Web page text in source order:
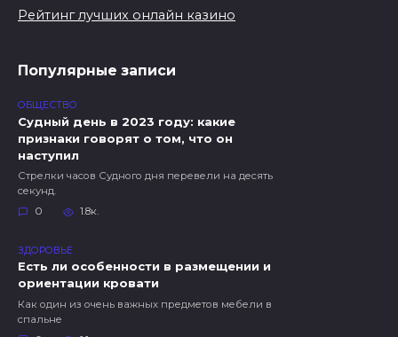
Рейтинг лучших онлайн казино
Популярные записи
ОБЩЕСТВО
Судный день в 2023 году: какие
признаки говорят о том, что он
наступил
Стрелки часов Судного дня перевели на десять
секунд.
0
1.8к.
ЗДОРОВЬЕ
Есть ли особенности в размещении и
ориентации кровати
Как один из очень важных предметов мебели в
спальне